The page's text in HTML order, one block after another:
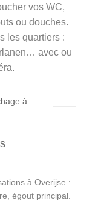
vos WC,
ou douches.
les quartiers :
avec ou
à
à Overijse :
égout principal.